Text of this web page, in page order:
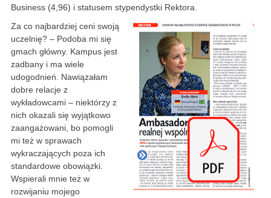
Business (4,96) i statusem stypendystki Rektora.
Za co najbardziej ceni swoją
uczelnię? – Podoba mi się
gmach główny. Kampus jest
zadbany i ma wiele
udogodnień. Nawiązałam
dobre relacje z
wykładowcami – niektórzy z
nich okazali się wyjątkowo
zaangażowani, bo pomogli
mi też w sprawach
wykraczających poza ich
standardowe obowiązki.
Wspierali mnie też w
rozwijaniu mojego